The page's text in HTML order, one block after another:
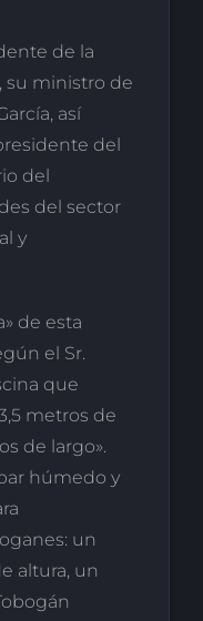
de la
su ministro de
así
del
del
del sector
y
de esta
el Sr.
que
metros de
de largo».
húmedo y
un
altura, un